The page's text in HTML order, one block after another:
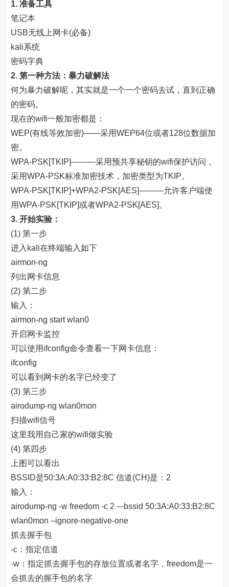
1. 准备工具
笔记本
USB无线上网卡(必备)
kali系统
密码字典
2. 第一种方法：暴力破解法
何为暴力破解呢，其实就是一个一个密码去试，直到正确
的密码。
现在的wifi一般加密都是：
WEP(有线等效加密)——采用WEP64位或者128位数据加
密。
WPA-PSK[TKIP]———采用预共享秘钥的wifi保护访问，
采用WPA-PSK标准加密技术，加密类型为TKIP。
WPA-PSK[TKIP]+WPA2-PSK[AES]———允许客户端使
用WPA-PSK[TKIP]或者WPA2-PSK[AES]。
3. 开始实验：
(1) 第一步
进入kali在终端输入如下
airmon-ng
列出网卡信息
(2) 第二步
输入：
airmon-ng start wlan0
开启网卡监控
可以使用ifconfig命令查看一下网卡信息：
ifconfig
可以看到网卡的名字已经变了
(3) 第三步
airodump-ng wlan0mon
扫描wifi信号
这里我用自己家的wifi做实验
(4) 第四步
上图可以看出
BSSID是50:3A:A0:33:B2:8C 信道(CH)是：2
输入：
airodump-ng -w freedom -c 2 -–bssid 50:3A:A0:33:B2:8C
wlan0mon –ignore-negative-one
抓去握手包
-c：指定信道
-w：指定抓去握手包的存放位置或者名字，freedom是一
会抓去的握手包的名字